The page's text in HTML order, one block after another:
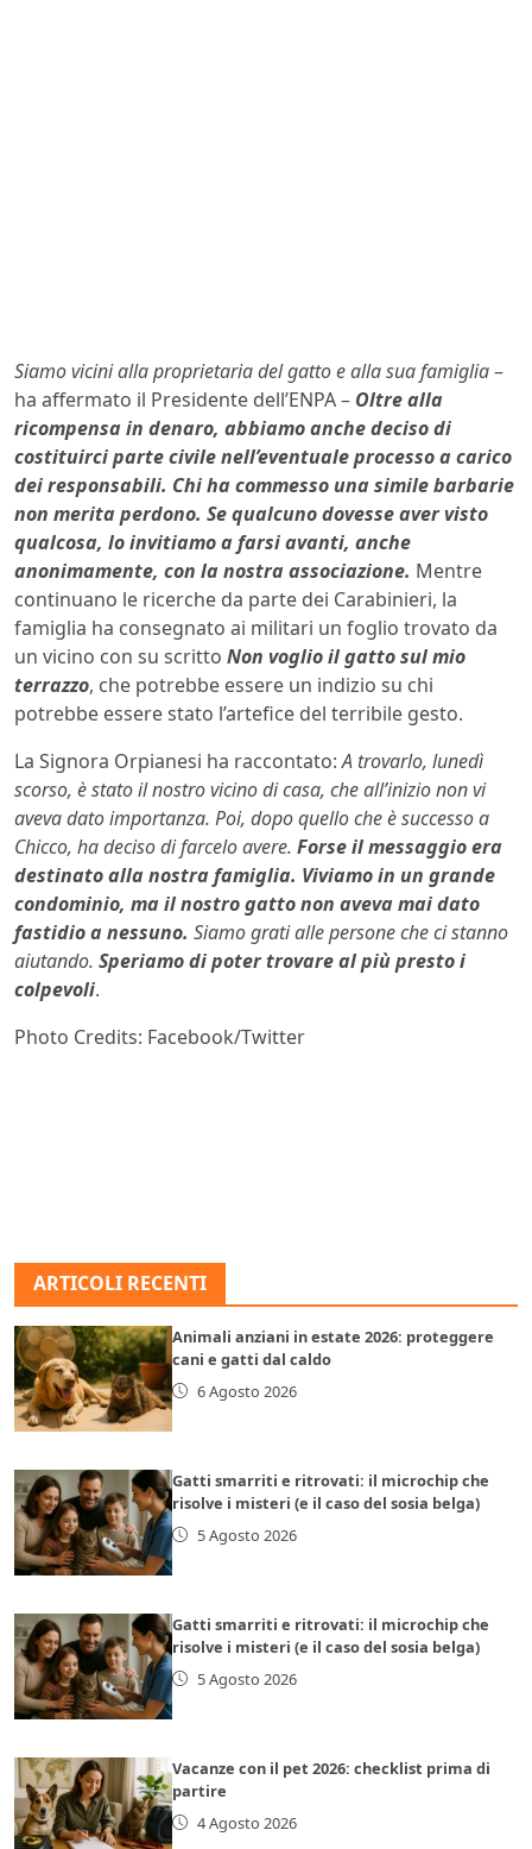
Siamo vicini alla proprietaria del gatto e alla sua famiglia–
ha affermato il Presidente dell’ENPA – Oltre alla
ricompensa in denaro, abbiamo anche deciso di
costituirci parte civile nell’eventuale processo a carico
dei responsabili. Chi ha commesso una simile barbarie
non merita perdono. Se qualcuno dovesse aver visto
qualcosa, lo invitiamo a farsi avanti, anche
anonimamente, con la nostra associazione. Mentre
continuano le ricerche da parte dei Carabinieri, la
famiglia ha consegnato ai militari un foglio trovato da
un vicino con su scritto Non voglio il gatto sul mio
terrazzo, che potrebbe essere un indizio su chi
potrebbe essere stato l’artefice del terribile gesto.
La Signora Orpianesi ha raccontato:A trovarlo, lunedì
scorso, è stato il nostro vicino di casa, che all’inizio non vi
aveva dato importanza. Poi, dopo quello che è successo a
Chicco, ha deciso di farcelo avere. Forse il messaggio era
destinato alla nostra famiglia. Viviamo in un grande
condominio, ma il nostro gatto non aveva mai dato
fastidio a nessuno. Siamo grati alle persone che ci stanno
aiutando. Speriamo di poter trovare al più presto i
colpevoli.
Photo Credits: Facebook/Twitter
ARTICOLI RECENTI
Animali anziani in estate 2026: proteggere
cani e gatti dal caldo
6 Agosto 2026
Gatti smarriti e ritrovati: il microchip che
risolve i misteri (e il caso del sosia belga)
5 Agosto 2026
Gatti smarriti e ritrovati: il microchip che
risolve i misteri (e il caso del sosia belga)
5 Agosto 2026
Vacanze con il pet 2026: checklist prima di
partire
4 Agosto 2026